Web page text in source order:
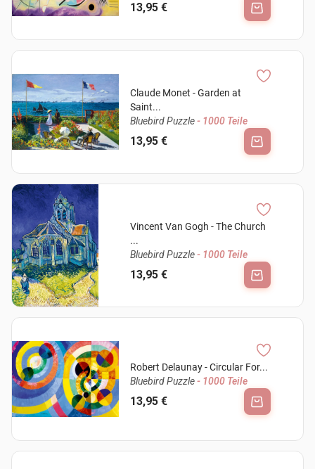
13,95 €
Claude Monet - Garden at
Saint...
Bluebird Puzzle- 1000 Teile
13,95 €
Vincent Van Gogh - The Church
...
Bluebird Puzzle- 1000 Teile
13,95 €
Robert Delaunay - Circular For...
Bluebird Puzzle- 1000 Teile
13,95 €